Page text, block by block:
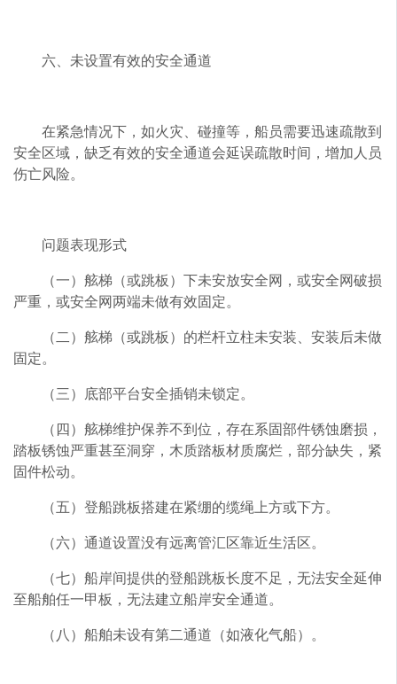
六、未设置有效的安全通道
在紧急情况下，如火灾、碰撞等，船员需要迅速疏散到
安全区域，缺乏有效的安全通道会延误疏散时间，增加人员
伤亡风险。
问题表现形式
（一）舷梯（或跳板）下未安放安全网，或安全网破损
严重，或安全网两端未做有效固定。
（二）舷梯（或跳板）的栏杆立柱未安装、安装后未做
固定。
（三）底部平台安全插销未锁定。
（四）舷梯维护保养不到位，存在系固部件锈蚀磨损，
踏板锈蚀严重甚至洞穿，木质踏板材质腐烂，部分缺失，紧
固件松动。
（五）登船跳板搭建在紧绷的缆绳上方或下方。
（六）通道设置没有远离管汇区靠近生活区。
（七）船岸间提供的登船跳板长度不足，无法安全延伸
至船舶任一甲板，无法建立船岸安全通道。
（八）船舶未设有第二通道（如液化气船）。